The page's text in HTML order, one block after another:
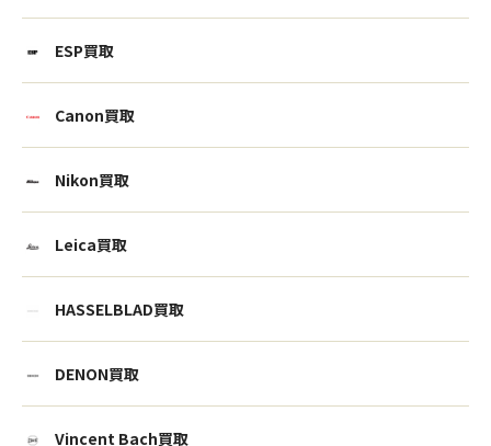
ESP買取
Canon買取
Nikon買取
Leica買取
HASSELBLAD買取
DENON買取
Vincent Bach買取